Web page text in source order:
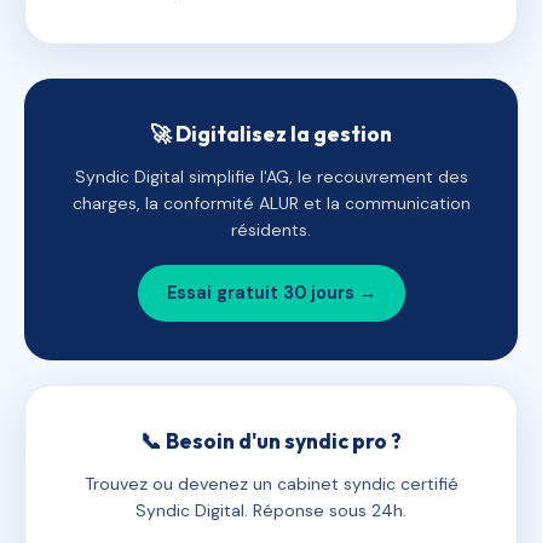
🚀 Digitalisez la gestion
Syndic Digital simplifie l'AG, le recouvrement des
charges, la conformité ALUR et la communication
résidents.
Essai gratuit 30 jours →
📞 Besoin d'un syndic pro ?
Trouvez ou devenez un cabinet syndic certifié
Syndic Digital. Réponse sous 24h.